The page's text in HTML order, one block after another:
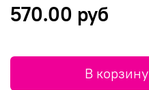
570.00 руб
В корзину